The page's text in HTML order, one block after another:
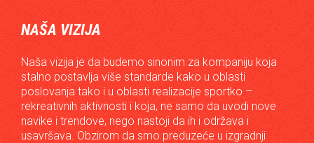
NAŠA VIZIJA
Naša vizija je da budemo sinonim za kompaniju koja
stalno postavlja više standarde kako u oblasti
poslovanja tako i u oblasti realizacije sportko –
rekreativnih aktivnosti i koja, ne samo da uvodi nove
navike i trendove, nego nastoji da ih i održava i
usavršava. Obzirom da smo preduzeće u izgradnji